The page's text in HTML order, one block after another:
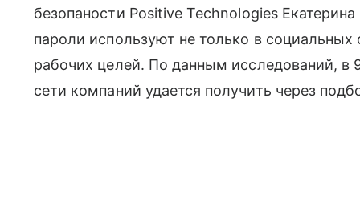
безопаности Positive Technologies
пароли используют не только в социальных
рабочих целей. По данным исследований, в
сети компаний удается получить через